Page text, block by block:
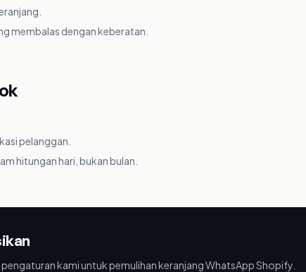
membalas dengan keberatan.
pelanggan.
hitungan hari, bukan bulan.
kami untuk pemulihan keranjang WhatsApp Shopify.